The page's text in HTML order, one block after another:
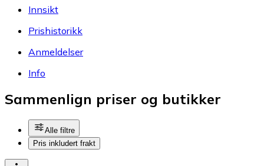
Innsikt
Prishistorikk
Anmeldelser
Info
Sammenlign priser og butikker
Alle filtre
Pris inkludert frakt